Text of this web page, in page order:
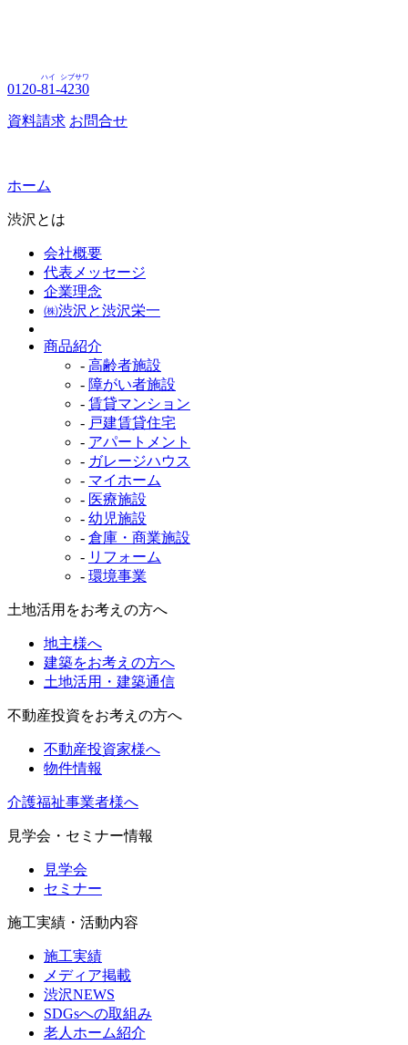
0120-81
ハイ
-4230
シブサワ
資料請求 お問合せ
ホーム
渋沢とは
会社概要
代表メッセージ
企業理念
㈱渋沢と渋沢栄一
商品紹介
- 高齢者施設
- 障がい者施設
- 賃貸マンション
- 戸建賃貸住宅
- アパートメント
- ガレージハウス
- マイホーム
- 医療施設
- 幼児施設
- 倉庫・商業施設
- リフォーム
- 環境事業
土地活用をお考えの方へ
地主様へ
建築をお考えの方へ
土地活用・建築通信
不動産投資をお考えの方へ
不動産投資家様へ
物件情報
介護福祉事業者様へ
見学会・セミナー情報
見学会
セミナー
施工実績・活動内容
施工実績
メディア掲載
渋沢NEWS
SDGsへの取組み
老人ホーム紹介